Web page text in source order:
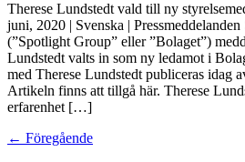
Therese Lundstedt vald till ny
juni, 2020 | Svenska |
(”Spotlight Group” eller ”Bolaget”)
Lundstedt valts in som ny ledamot i
med Therese Lundstedt publiceras idag
Artikeln finns att tillgå här. Therese
erfarenhet […]
← Föregående